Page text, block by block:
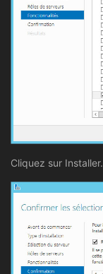
Cliquez sur Installer.